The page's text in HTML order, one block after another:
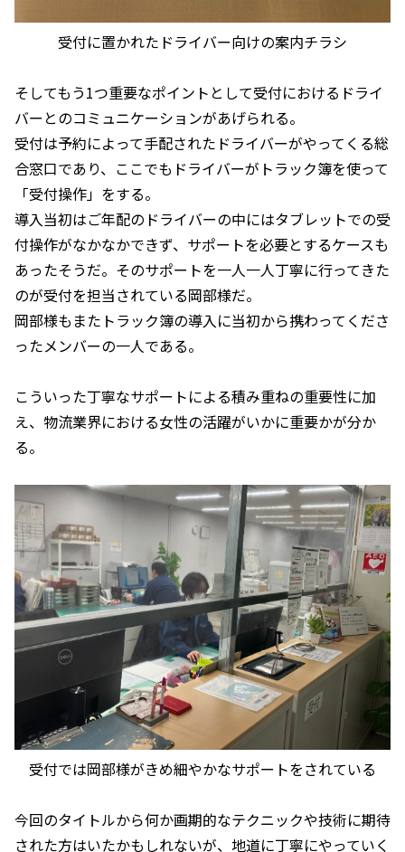
受付に置かれたドライバー向けの案内チラシ
そしてもう1つ重要なポイントとして受付におけるドライ
バーとのコミュニケーションがあげられる。
受付は予約によって手配されたドライバーがやってくる総
合窓口であり、ここでもドライバーがトラック簿を使って
「受付操作」をする。
導入当初はご年配のドライバーの中にはタブレットでの受
付操作がなかなかできず、サポートを必要とするケースも
あったそうだ。そのサポートを一人一人丁寧に行ってきた
のが受付を担当されている岡部様だ。
岡部様もまたトラック簿の導入に当初から携わってくださ
ったメンバーの一人である。
こういった丁寧なサポートによる積み重ねの重要性に加
え、物流業界における女性の活躍がいかに重要かが分か
る。
受付では岡部様がきめ細やかなサポートをされている
今回のタイトルから何か画期的なテクニックや技術に期待
された方はいたかもしれないが、地道に丁寧にやっていく